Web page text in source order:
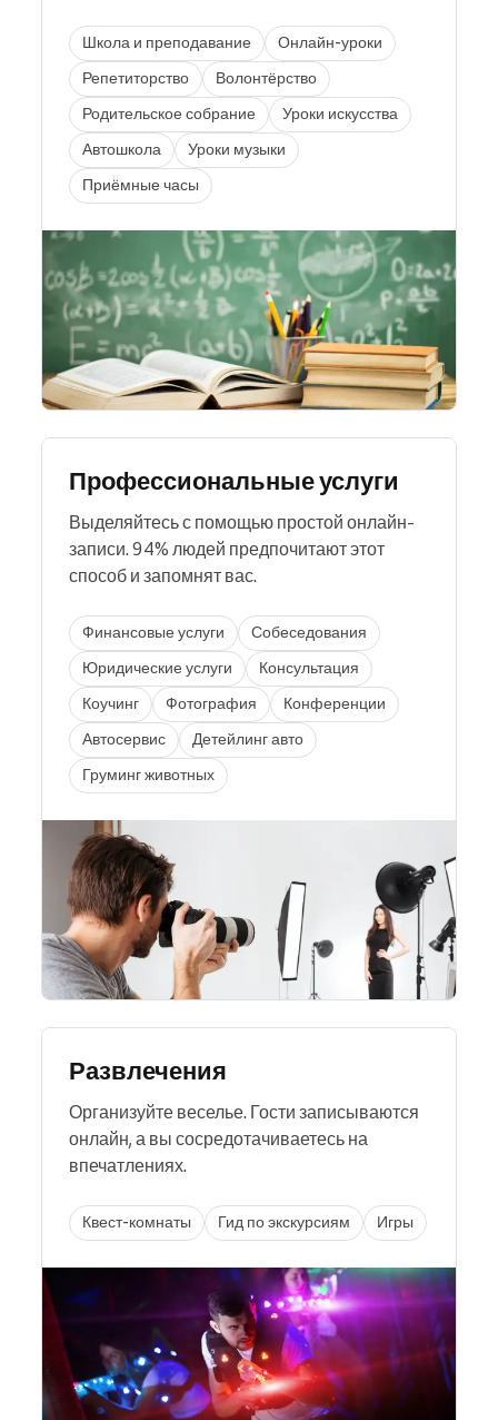
Школа и преподавание
Онлайн-уроки
Репетиторство
Волонтёрство
Родительское собрание
Уроки искусства
Автошкола
Уроки музыки
Приёмные часы
Профессиональные услуги
Выделяйтесь с помощью простой онлайн-
записи. 94% людей предпочитают этот
способ и запомнят вас.
Финансовые услуги
Собеседования
Юридические услуги
Консультация
Коучинг
Фотография
Конференции
Автосервис
Детейлинг авто
Груминг животных
Развлечения
Организуйте веселье. Гости записываются
онлайн, а вы сосредотачиваетесь на
впечатлениях.
Квест-комнаты Гид по экскурсиям Игры